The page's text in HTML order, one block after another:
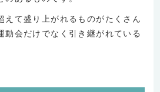
えて盛り上がれるものがたくさん
動会だけでなく引き継がれている